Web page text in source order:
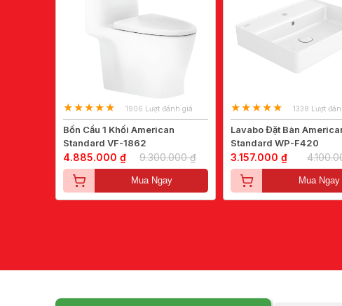
1906 Lượt đánh giá
Bồn Cầu 1 Khối American
Standard VF-1862
4.885.000 ₫ 9.300.000 ₫
Mua Ngay
1338 Lượt
Lavabo Đặt Bàn
Standard WP-F420
3.157.000 ₫
Mua Ngay